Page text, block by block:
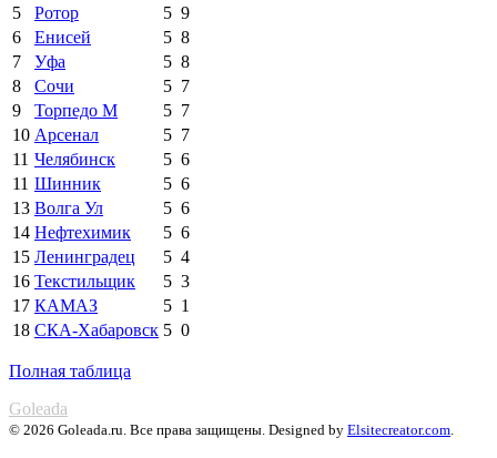
5
Ротор 5 9
6
Енисей 5 8
7
Уфа 5 8
8
Сочи 5 7
9
Торпедо М 5 7
10 Арсенал 5 7
11 Челябинск 5 6
11 Шинник 5 6
13 Волга Ул 5 6
14 Нефтехимик 5 6
15 Ленинградец 5 4
16 Текстильщик 5 3
17 КАМАЗ 5 1
18 СКА-Хабаровск 5 0
Полная таблица
Goleada
© 2026 Goleada.ru. Все права защищены. Designed by Elsitecreator.com.